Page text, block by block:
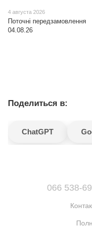
4 августа 2026
Поточні передзамовлення
04.08.26
Поделиться в:
ChatGPT
066 538-